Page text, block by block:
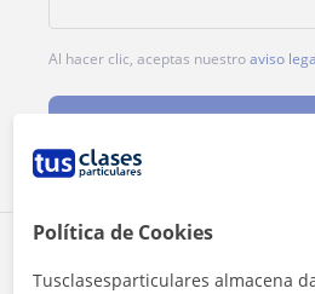
Al hacer clic, aceptas nuestroaviso
Política de Cookies
Tusclasesparticulares almacena